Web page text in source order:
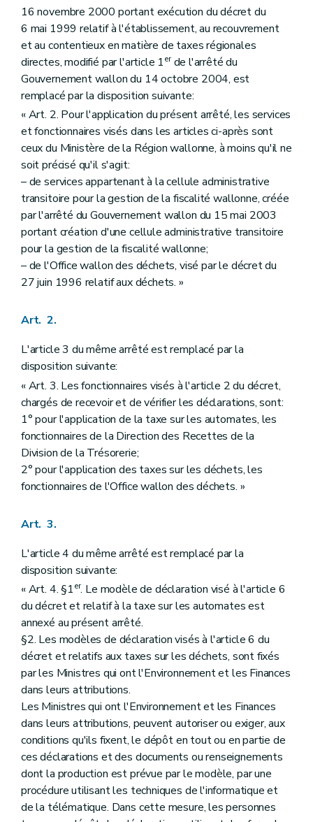
16 novembre 2000 portant exécution du décret du
6 mai 1999 relatif à l'établissement, au recouvrement
et au contentieux en matière de taxes régionales
directes, modifié par l'article 1erde l'arrêté du
Gouvernement wallon du 14 octobre 2004, est
remplacé par la disposition suivante:
« Art. 2. Pour l'application du présent arrêté, les services
et fonctionnaires visés dans les articles ci-après sont
ceux du Ministère de la Région wallonne, à moins qu'il ne
soit précisé qu'il s'agit:
– de services appartenant à la cellule administrative
transitoire pour la gestion de la fiscalité wallonne, créée
par l'arrêté du Gouvernement wallon du 15 mai 2003
portant création d'une cellule administrative transitoire
pour la gestion de la fiscalité wallonne;
– de l'Office wallon des déchets, visé par le décret du
27 juin 1996 relatif aux déchets. »
Art. 2.
L'article 3 du même arrêté est remplacé par la
disposition suivante:
« Art. 3. Les fonctionnaires visés à l'article 2 du décret,
chargés de recevoir et de vérifier les déclarations, sont:
1° pour l'application de la taxe sur les automates, les
fonctionnaires de la Direction des Recettes de la
Division de la Trésorerie;
2° pour l'application des taxes sur les déchets, les
fonctionnaires de l'Office wallon des déchets. »
Art. 3.
L'article 4 du même arrêté est remplacé par la
disposition suivante:
« Art. 4. §1er. Le modèle de déclaration visé à l'article 6
du décret et relatif à la taxe sur les automates est
annexé au présent arrêté.
§2. Les modèles de déclaration visés à l'article 6 du
décret et relatifs aux taxes sur les déchets, sont fixés
par les Ministres qui ont l'Environnement et les Finances
dans leurs attributions.
Les Ministres qui ont l'Environnement et les Finances
dans leurs attributions, peuvent autoriser ou exiger, aux
conditions qu'ils fixent, le dépôt en tout ou en partie de
ces déclarations et des documents ou renseignements
dont la production est prévue par le modèle, par une
procédure utilisant les techniques de l'informatique et
de la télématique. Dans cette mesure, les personnes